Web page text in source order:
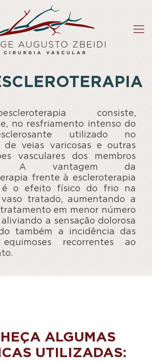
consiste,
no resfriamento intenso do
utilizado no
de veias varicosas e outras
vasculares dos membros
A vantagem da
frente à escleroterapia
é o efeito físico do frio na
tratado, aumentando a
em menor número
aliviando a sensação dolorosa
também a incidência das
equimoses recorrentes ao
ALGUMAS
UTILIZADAS: